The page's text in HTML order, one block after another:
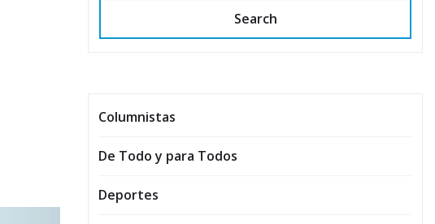
Search
Columnistas
De Todo y para Todos
Deportes